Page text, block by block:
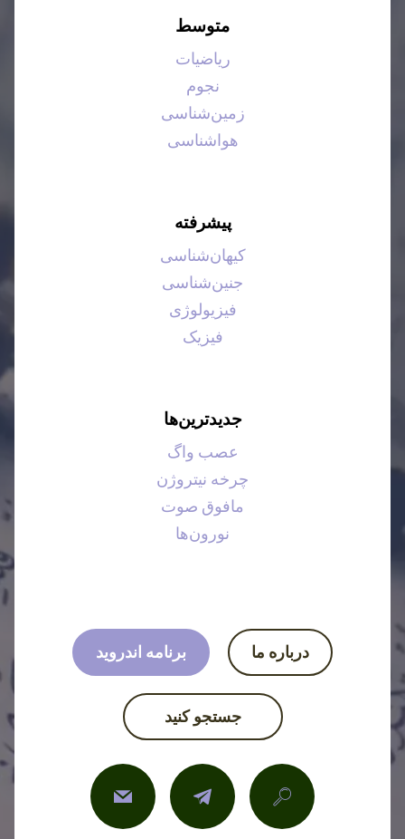
متوسط
ریاضیات
نجوم
زمین‌شناسی
هواشناسی
پیشرفته
کیهان‌شناسی
جنین‌شناسی
فیزیولوژی
فیزیک
جدیدترین‌ها
عصب واگ
چرخه نیتروژن
مافوق صوت
نورون‌ها
برنامه اندروید درباره ما
جستجو کنید